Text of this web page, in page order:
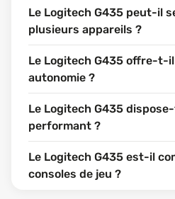
Le Logitech G435 peut-il
plusieurs appareils ?
Le Logitech G435 offre-t-
autonomie ?
Le Logitech G435
performant ?
Le Logitech G435 est-il
consoles de jeu ?